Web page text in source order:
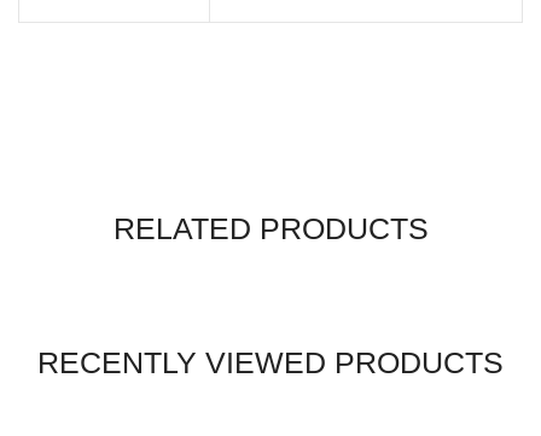
RELATED PRODUCTS
RECENTLY VIEWED PRODUCTS